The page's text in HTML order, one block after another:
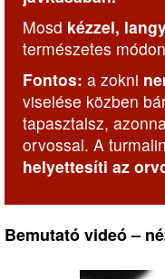
Mosd kézzel,
természetes
Fontos: a zokni
viselése közben
tapasztalsz,
orvossal. A
helyettesíti az
Bemutató videó –